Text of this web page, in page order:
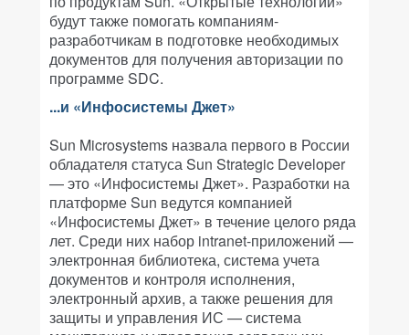
будут также помогать компаниям-
разработчикам в подготовке необходимых
документов для получения авторизации по
программе SDC.
...и «Инфосистемы Джет»
Sun Microsystems назвала первого в России
обладателя статуса Sun Strategic Developer
— это «Инфосистемы Джет». Разработки на
платформе Sun ведутся компанией
«Инфосистемы Джет» в течение целого ряда
лет. Среди них набор intranet-приложений —
электронная библиотека, система учета
документов и контроля исполнения,
электронный архив, а также решения для
защиты и управления ИС — система